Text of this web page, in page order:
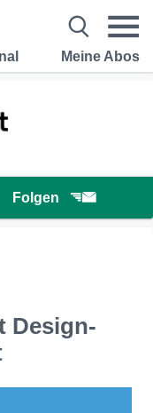
Meine Abos
Folgen
Design-